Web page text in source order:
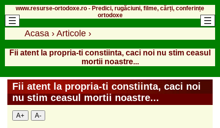
www.resurse-ortodoxe.ro - Predici, rugăciuni, filme, cărți, conferințe
ortodoxe
Acasa › Articole ›
Fii atent la propria-ti constiinta, caci noi nu stim ceasul
mortii noastre...
Fii atent la propria-ti constiinta, caci noi
nu stim ceasul mortii noastre...
A+ A-